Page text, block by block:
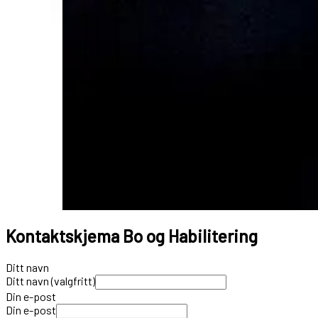
Kontaktskjema Bo og Habilitering
Ditt navn
Ditt navn (valgfritt)
Din e-post
Din e-post